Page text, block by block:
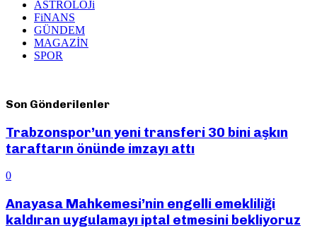
ASTROLOJi
FiNANS
GÜNDEM
MAGAZİN
SPOR
Son Gönderilenler
Trabzonspor’un yeni transferi 30 bini aşkın
taraftarın önünde imzayı attı
0
Anayasa Mahkemesi’nin engelli emekliliği
kaldıran uygulamayı iptal etmesini bekliyoruz